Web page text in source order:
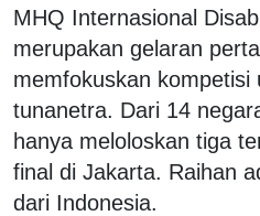
MHQ Internasional
merupakan gelaran
memfokuskan kompetisi
tunanetra. Dari 14
hanya meloloskan tiga
final di Jakarta. Raihan
dari Indonesia.